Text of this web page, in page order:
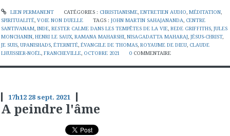
LIEN PERMANENT CATÉGORIES : CHRISTIANISME, ENTRETIEN AUDIO, MÉDITATION,
SPIRITUALITÉ, VOIE NON DUELLE TAGS :JOHN MARTIN SAHAJANANDA, CENTRE
SANTIVANAM, INDE, RESTER CALME DANS LES TEMPÊTES DE LA VIE, BEDE GRIFFITHS, JULES
MONCHANIN, HENRI LE SAUX, RAMANA MAHARSHI, NISAGADATTA MAHARAJ, JÉSUS-CHRIST,
JE SUIS, UPANISHADS, ÉTERNITÉ, ÉVANGILE DE THOMAS, ROYAUME DE DIEU, CLAUDE
LHUISSIER-NOËL, FRANCHEVILLE, OCTOBRE 2021 0 COMMENTAIRE
17h12 28 sept. 2021
A peindre l'âme